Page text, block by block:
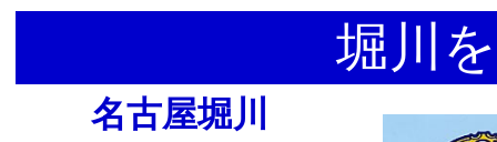
堀川
名古屋堀川